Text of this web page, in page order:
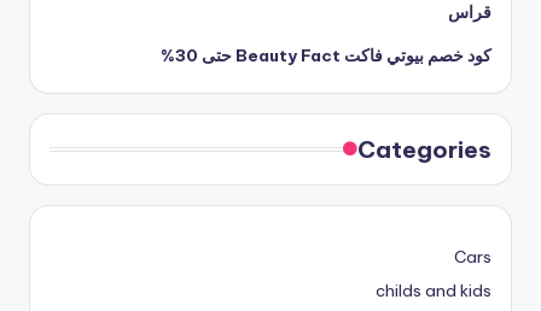
قراس
كود خصم بيوتي فاكت Beauty Fact حتى 30%
Categories
Cars
childs and kids